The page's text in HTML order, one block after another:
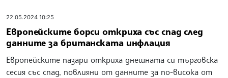
22.05.2024 10:25
Европейските борси откриха със спад след
данните за британската инфлация
Европейските пазари откриха днешната си търговска
сесия със спад, повлияни от данните за по-висока от